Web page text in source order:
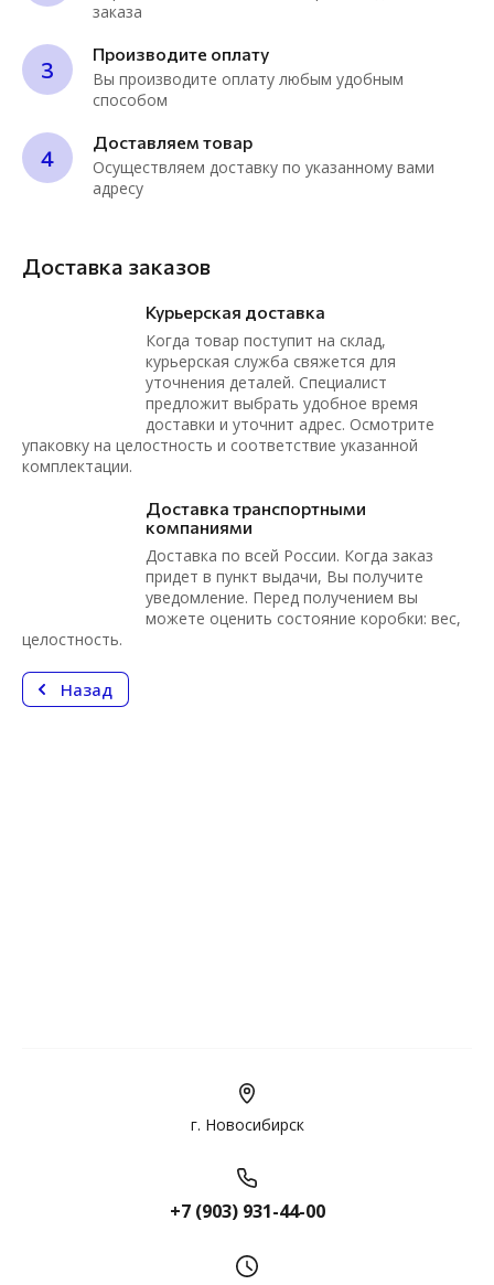
заказа
3
Производите оплату
Вы производите оплату любым удобным
способом
4
Доставляем товар
Осуществляем доставку по указанному вами
адресу
Доставка заказов
Курьерская доставка
Когда товар поступит на склад,
курьерская служба свяжется для
уточнения деталей. Специалист
предложит выбрать удобное время
доставки и уточнит адрес. Осмотрите
упаковку на целостность и соответствие указанной
комплектации.
Доставка транспортными
компаниями
Доставка по всей России. Когда заказ
придет в пункт выдачи, Вы получите
уведомление. Перед получением вы
можете оценить состояние коробки: вес,
целостность.
Назад
г. Новосибирск
+7 (903) 931-44-00